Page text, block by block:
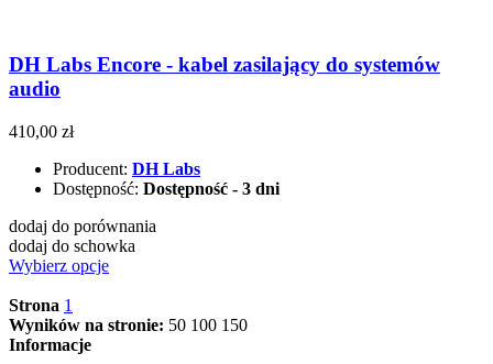
DH Labs Encore - kabel zasilający do systemów
audio
410,00 zł
Producent: DH Labs
Dostępność: Dostępność - 3 dni
dodaj do porównania
dodaj do schowka
Wybierz opcje
Strona 1
Wyników na stronie: 50 100 150
Informacje